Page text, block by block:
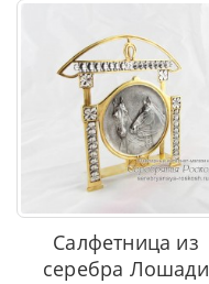
Салфетница из
серебра Лошади